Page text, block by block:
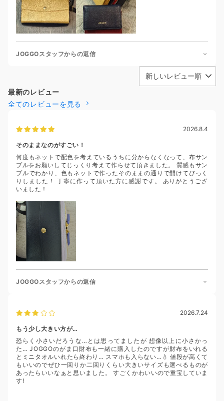
JOGGOスタッフからの返信
最新のレビュー
全てのレビューを見る
2026.8.4
そのままなのがすごい！
何度もネットで配色を考えているうちに分からなくなって、布サン
プルをお願いしてじっくり考えて作らせて頂きました。 質感もサン
プルでわかり、色もネットで作ったそのままの通りで開けてびっく
りしました！ 丁寧に作って頂いた方に感謝です。 ありがとうござ
いました！
JOGGOスタッフからの返信
2026.7.24
もう少し大きい方が…
恐らく小さいだろうな…とは思ってましたが 想像以上に小さかっ
た… JOGGOのがま口財布も一緒に購入したのですが財布をいれる
とミニタオルいれたら終わり… スマホも入らない…💧 値段が高くて
もいいのでぜひ一回りか二回りくらい大きいサイズも選べるものが
あったらいいなぁと思いました。 すごくかわいいので重宝していま
す!